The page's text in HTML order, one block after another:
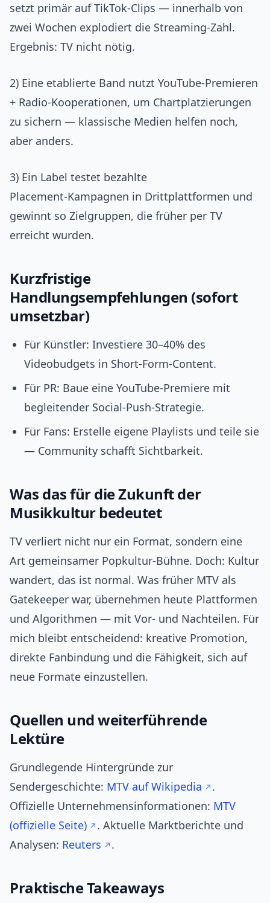
setzt primär auf TikTok‑Clips — innerhalb von
zwei Wochen explodiert die Streaming‑Zahl.
Ergebnis: TV nicht nötig.
2) Eine etablierte Band nutzt YouTube‑Premieren
+ Radio‑Kooperationen, um Chartplatzierungen
zu sichern — klassische Medien helfen noch,
aber anders.
3) Ein Label testet bezahlte
Placement‑Kampagnen in Drittplattformen und
gewinnt so Zielgruppen, die früher per TV
erreicht wurden.
Kurzfristige
Handlungsempfehlungen (sofort
umsetzbar)
Für Künstler: Investiere 30–40% des
Videobudgets in Short‑Form‑Content.
Für PR: Baue eine YouTube‑Premiere mit
begleitender Social‑Push‑Strategie.
Für Fans: Erstelle eigene Playlists und teile sie
— Community schafft Sichtbarkeit.
Was das für die Zukunft der
Musikkultur bedeutet
TV verliert nicht nur ein Format, sondern eine
Art gemeinsamer Popkultur‑Bühne. Doch: Kultur
wandert, das ist normal. Was früher MTV als
Gatekeeper war, übernehmen heute Plattformen
und Algorithmen — mit Vor- und Nachteilen. Für
mich bleibt entscheidend: kreative Promotion,
direkte Fanbindung und die Fähigkeit, sich auf
neue Formate einzustellen.
Quellen und weiterführende
Lektüre
Grundlegende Hintergründe zur
Sendergeschichte: MTV auf Wikipedia
.
Offizielle Unternehmensinformationen: MTV
(offizielle Seite)
. Aktuelle Marktberichte und
Analysen: Reuters .
Praktische Takeaways